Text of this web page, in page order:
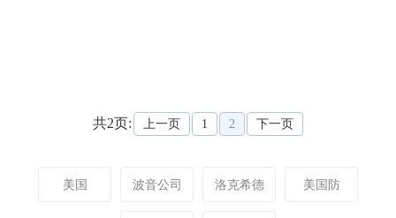
共2页: 上一页 1 2 下一页
美国 波音公司 洛克希德 美国防